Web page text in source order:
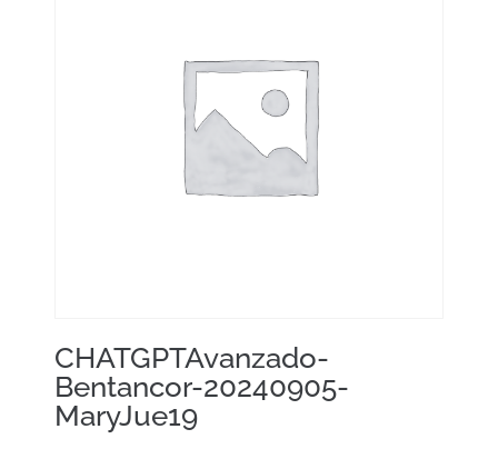
CHATGPTAvanzado-
Bentancor-20240905-
MaryJue19